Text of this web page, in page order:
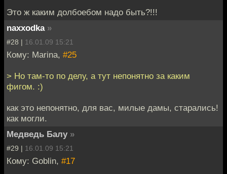
Это ж каким долбоебом надо быть?!!!
naxxodka »
#28 | 16.01.09 15:21
Кому: Marina, #25
> Но там-то по делу, а тут непонятно за каким
фигом. :)
как это непонятно, для вас, милые дамы, старались!
как могли.
Медведь Балу »
#29 | 16.01.09 15:21
Кому: Goblin, #17